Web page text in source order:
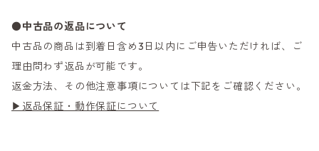
●中古品の返品について
中古品の商品は到着日含め3日以内にご申告いただければ、ご
理由問わず返品が可能です。
返金方法、その他注意事項については下記をご確認ください。
▶返品保証・動作保証について